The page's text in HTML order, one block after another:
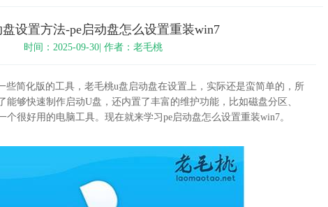
盘设置方法-pe启动盘怎么设置重装win7
时间：2025-09-30| 作者：老毛桃
些简化版的工具，老毛桃u盘启动盘在设置上，实际还是蛮简单的，所
能够快速制作启动U盘，还内置了丰富的维护功能，比如磁盘分区、
个很好用的电脑工具。现在就来学习pe启动盘怎么设置重装win7。